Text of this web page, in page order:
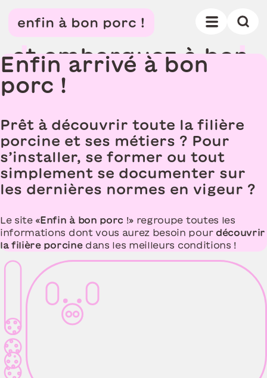
enfin à bon porc !
éc o u t u ne
f iliè r
et embarquez à b on
por c
Enfin arrivé à bon
porc !
Prêt à découvrir toute la filière
porcine et ses métiers ? Pour
s’installer, se former ou tout
simplement se documenter sur
les dernières normes en vigeur ?
Le site «Enfin à bon porc !» regroupe toutes les
informations dont vous aurez besoin pour découvrir
la filière porcinedans les meilleurs conditions !